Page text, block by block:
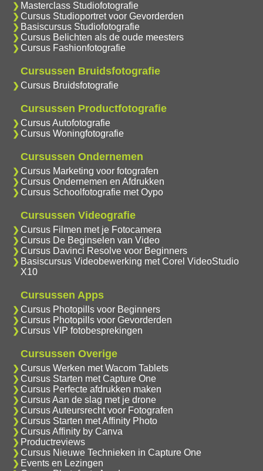
Masterclass Studiofotografie
Cursus Studioportret voor Gevorderden
Basiscursus Studiofotografie
Cursus Belichten als de oude meesters
Cursus Fashionfotografie
Cursussen Bruidsfotografie
Cursus Bruidsfotografie
Cursussen Productfotografie
Cursus Autofotografie
Cursus Woningfotografie
Cursussen Ondernemen
Cursus Marketing voor fotografen
Cursus Ondernemen en Afdrukken
Cursus Schoolfotografie met Oypo
Cursussen Videografie
Cursus Filmen met je Fotocamera
Cursus De Beginselen van Video
Cursus Davinci Resolve voor Beginners
Basiscursus Videobewerking met Corel VideoStudio
X10
Cursussen Apps
Cursus Photopills voor Beginners
Cursus Photopills voor Gevorderden
Cursus VIP fotobesprekingen
Cursussen Overige
Cursus Werken met Wacom Tablets
Cursus Starten met Capture One
Cursus Perfecte afdrukken maken
Cursus Aan de slag met je drone
Cursus Auteursrecht voor Fotografen
Cursus Starten met Affinity Photo
Cursus Affinity by Canva
Productreviews
Cursus Nieuwe Technieken in Capture One
Events en Lezingen